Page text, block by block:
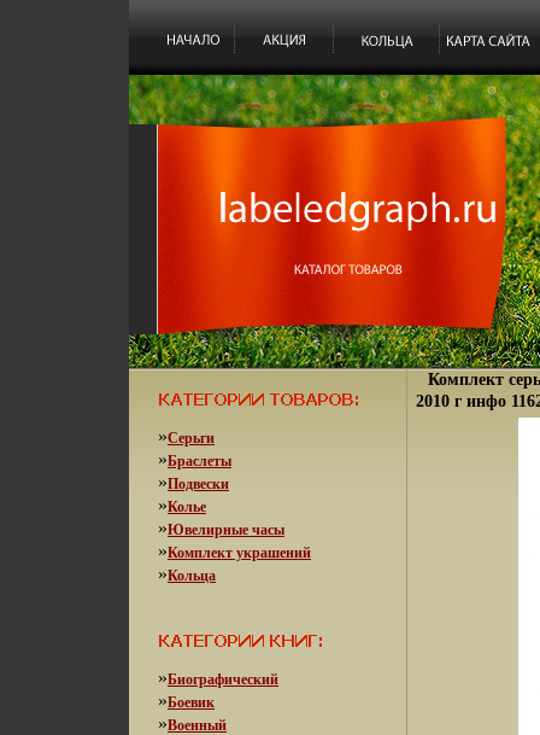
»Серьги
»Браслеты
»Подвески
»Колье
»Ювелирные часы
»Комплект украшений
»Кольца
»Биографический
»Боевик
»Военный
Комплект
2010 г инфо